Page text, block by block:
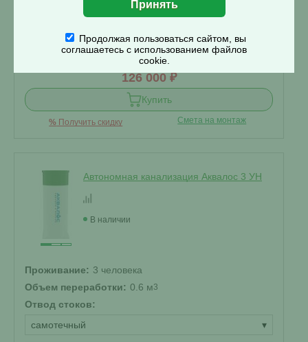
Стандарт
126 000 ₽
Купить
% Получить скидку Смета на монтаж
Автономная канализация Аквалос 3 УН
В наличии
Проживание: 3 человека
Объем переработки: 0.6 м3
Отвод стоков:
самотечный
▾
Продолжая пользоваться сайтом, вы
соглашаетесь с использованием файлов
cookie.